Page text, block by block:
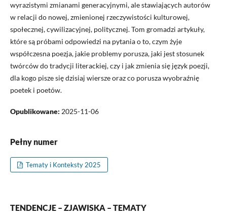
wyrazistymi zmianami generacyjnymi, ale stawiających autorów
w relacji do nowej, zmienionej rzeczywistości kulturowej,
społecznej, cywilizacyjnej, politycznej. Tom gromadzi artykuły,
które są próbami odpowiedzi na pytania o to, czym żyje
współczesna poezja, jakie problemy porusza, jaki jest stosunek
twórców do tradycji literackiej, czy i jak zmienia się język poezji,
dla kogo pisze się dzisiaj wiersze oraz co porusza wyobraźnię
poetek i poetów.
Opublikowane: 2025-11-06
Pełny numer
Tematy i Konteksty 2025
TENDENCJE – ZJAWISKA – TEMATY